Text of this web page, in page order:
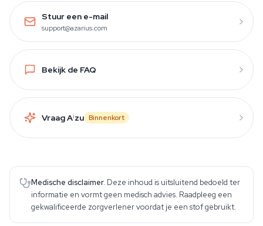
Stuur een e-mail
support@azarius.com
Bekijk de FAQ
Vraag Aizu Binnenkort
Medische disclaimer. Deze inhoud is uitsluitend bedoeld ter
informatie en vormt geen medisch advies. Raadpleeg een
gekwalificeerde zorgverlener voordat je een stof gebruikt.